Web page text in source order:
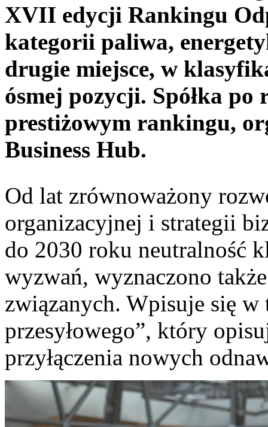
XVII edycji Rankingu
kategorii paliwa,
drugie miejsce, w
ósmej pozycji. Spółka po
prestiżowym rankingu,
Business Hub.
Od lat zrównoważony
organizacyjnej i strategii
do 2030 roku neutralność
wyzwań, wyznaczono
związanych. Wpisuje się
przesyłowego”, który
przyłączenia nowych